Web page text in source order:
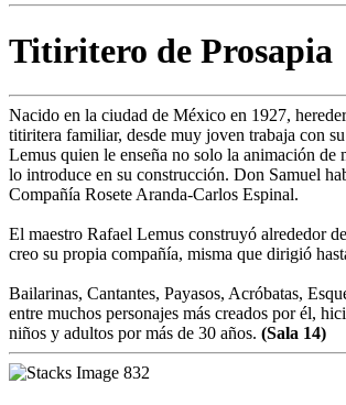
Titiritero de Prosapia
Nacido en la ciudad de México en 1927,
titiritera familiar, desde muy joven trabaja con
Lemus quien le enseña no solo la animación de
lo introduce en su construcción. Don Samuel
Compañía Rosete Aranda-Carlos Espinal.
El maestro Rafael Lemus construyó alrededor
creo su propia compañía, misma que dirigió
Bailarinas, Cantantes, Payasos, Acróbatas,
entre muchos personajes más creados por él,
niños y adultos por más de 30 años. (Sala 14)